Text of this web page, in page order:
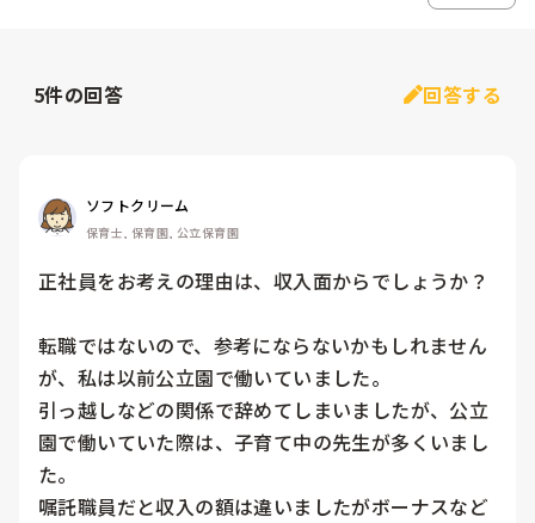
5件の回答 回答する
ソフトクリーム
保育士, 保育園, 公立保育園
正社員をお考えの理由は、収入面からでしょうか？
転職ではないので、参考にならないかもしれません
が、私は以前公立園で働いていました。
引っ越しなどの関係で辞めてしまいましたが、公立
園で働いていた際は、子育て中の先生が多くいまし
た。
嘱託職員だと収入の額は違いましたがボーナスなど